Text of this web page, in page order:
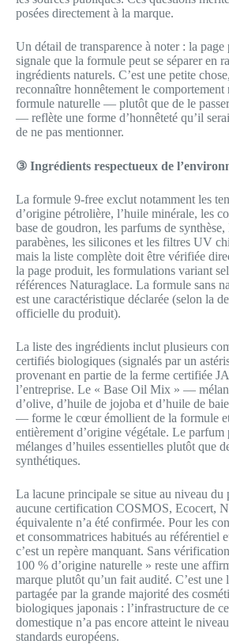
posées directement à la marque.
Un détail de transparence à noter : la page
signale que la formule peut se séparer en
ingrédients naturels. C’est une petite
reconnaître honnêtement le comportement
formule naturelle — plutôt que de le
— reflète une forme d’honnêteté qu’il
de ne pas mentionner.
③ Ingrédients respectueux de
La formule 9-free exclut notamment les
d’origine pétrolière, l’huile minérale, les
base de goudron, les parfums de synthèse,
parabènes, les silicones et les filtres UV
mais la liste complète doit être vérifiée
la page produit, les formulations variant
références Naturaglace. La formule sans
est une caractéristique déclarée (selon la
officielle du produit).
La liste des ingrédients inclut plusieurs
certifiés biologiques (signalés par un
provenant en partie de la ferme certifiée
l’entreprise. Le « Base Oil Mix » —
d’olive, d’huile de jojoba et d’huile de
— forme le cœur émollient de la formule
entièrement d’origine végétale. Le parfum
mélanges d’huiles essentielles plutôt que
synthétiques.
La lacune principale se situe au niveau du
aucune certification COSMOS, Ecocert,
équivalente n’a été confirmée. Pour les
et consommatrices habitués au référentiel
c’est un repère manquant. Sans
100 % d’origine naturelle » reste une
marque plutôt qu’un fait audité. C’est une
partagée par la grande majorité des
biologiques japonais : l’infrastructure de
domestique n’a pas encore atteint le
standards européens.